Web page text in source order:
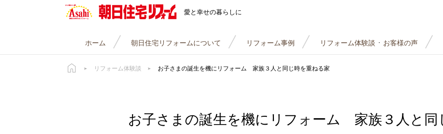
愛と幸せの暮らしに
ホーム 朝日住宅リフォームについて リフォーム事例 リフォーム体験談 ・ お客様の声
リフォーム体験談 お子さまの誕生を機にリフォーム 家族３人と同じ時を重ねる家
お子さまの誕生を機にリフォーム 家族３人と同